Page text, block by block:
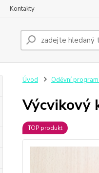
Kontakty
Úvod Oděvní
Výcvikový
TOP produkt